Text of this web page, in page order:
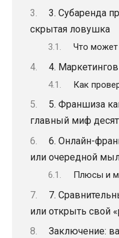
3. Субаренда
скрытая ловушка
Что может
4.
Как
5. Франшиза
главный миф
6. Онлайн-
или очередной
Плюсы и
7.
или открыть свой
Заключение: